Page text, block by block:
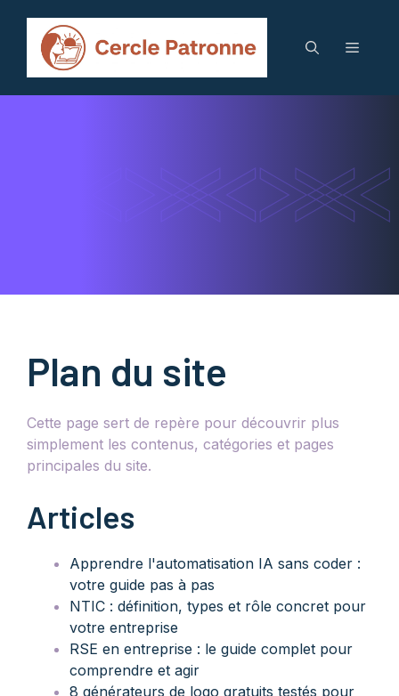
contenu
Menu
Plan du site
Cette page sert de repère pour découvrir plus
simplement les contenus, catégories et pages
principales du site.
Articles
Apprendre l'automatisation IA sans coder :
votre guide pas à pas
NTIC : définition, types et rôle concret pour
votre entreprise
RSE en entreprise : le guide complet pour
comprendre et agir
8 générateurs de logo gratuits testés pour